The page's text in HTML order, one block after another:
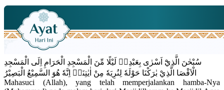
سُبْحٰنَ الَّذِيْٓ اَسْرٰى بِعَبْدِهٖ لَيْلًا مِّنَ الْمَسْجِدِ الْحَرَامِ اِلَى الْمَسْجِدِ
الْاَقْصَا الَّذِيْ بٰرَكْنَا حَوْلَهٗ لِنُرِيَهٗ مِنْ اٰيٰتِنَاۗ اِنَّهٗ هُوَ السَّمِيْعُ الْبَصِيْرُ
Mahasuci (Allah), yang telah memperjalankan hamba-Nya